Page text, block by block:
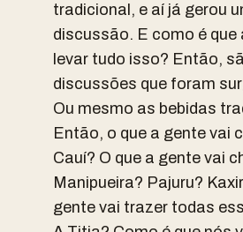
tradicional, e aí já gerou
discussão. E como é que
levar tudo isso? Então,
discussões que foram
Ou mesmo as bebidas
Então, o que a gente vai
Cauí? O que a gente vai
Manipueira? Pajuru?
gente vai trazer todas